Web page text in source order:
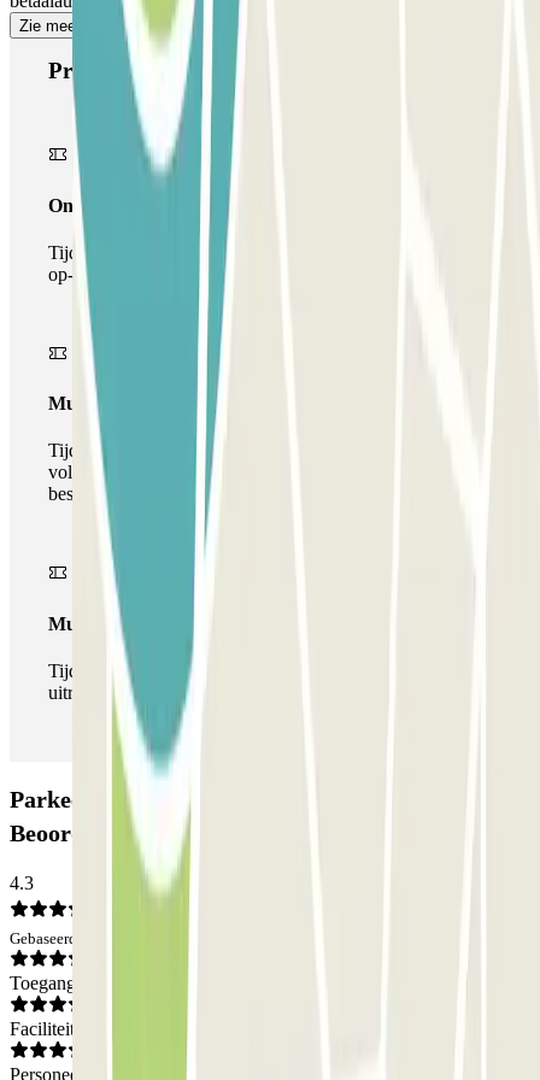
Zie meer
Producten van Parclick
Onepass
Tijdens je verblijf kun je de parkeerplaats maar één keer
op- en afrijden.
Multiparking pass
Tijdens uw verblijf kunt u gebruik maken van het
volledige netwerk van parkeergarages van deze operator,
beschikbaar bij Parclick.
Multipass
Tijdens je verblijf kun je de parkeerplaats zo vaak in- en
uitrijden als je wilt.
Parkeergarage SAEMES Hôtel de Ville - Paris:
Beoordelingen
4.3
Gebaseerd op 385 meningen
Toegang
Faciliteiten
Personeel